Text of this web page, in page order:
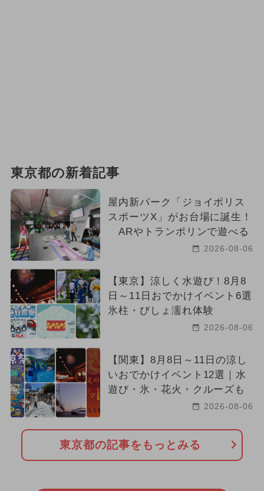
東京都の新着記事
屋内新パーク「ジョイポリス
スポーツX」がお台場に誕生！
ARやトランポリンで遊べる
2026-08-06
【東京】涼しく水遊び！8月8
日～11日おでかけイベント6選
氷柱・びしょ濡れ体験
2026-08-06
【関東】8月8日～11日の涼し
いおでかけイベント12選｜水
遊び・氷・花火・クルーズも
2026-08-06
東京都の記事をもっとみる